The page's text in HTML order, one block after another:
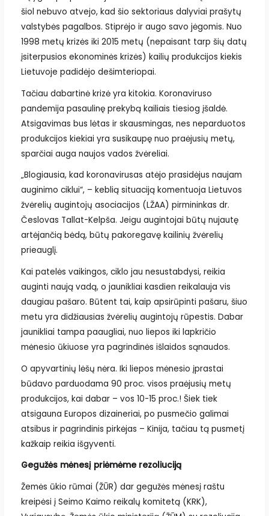
šiol nebuvo atvejo, kad šio sektoriaus dalyviai prašytų
valstybės pagalbos. Stiprėjo ir augo savo jėgomis. Nuo
1998 metų krizės iki 2015 metų (nepaisant tarp šių datų
įsiterpusios ekonominės krizės) kailių produkcijos kiekis
Lietuvoje padidėjo dešimteriopai.
Tačiau dabartinė krizė yra kitokia. Koronaviruso
pandemija pasaulinę prekybą kailiais tiesiog įšaldė.
Atsigavimas bus lėtas ir skausmingas, nes neparduotos
produkcijos kiekiai yra susikaupę nuo praėjusių metų,
sparčiai auga naujos vados žvėreliai.
„Blogiausia, kad koronavirusas atėjo prasidėjus naujam
auginimo ciklui“, – keblią situaciją komentuoja Lietuvos
žvėrelių augintojų asociacijos (LŽAA) pirmininkas dr.
Česlovas Tallat-Kelpša. Jeigu augintojai būtų nujautę
artėjančią bėdą, būtų pakoregavę kailinių žvėrelių
prieauglį.
Kai patelės vaikingos, ciklo jau nesustabdysi, reikia
auginti naują vadą, o jaunikliai kasdien reikalauja vis
daugiau pašaro. Būtent tai, kaip apsirūpinti pašaru, šiuo
metu yra didžiausias žvėrelių augintojų rūpestis. Dabar
jaunikliai tampa paaugliai, nuo liepos iki lapkričio
mėnesio ūkiuose yra pagrindinės išlaidos sąnaudos.
O apyvartinių lėšų nėra. Iki liepos mėnesio įprastai
būdavo parduodama 90 proc. visos praėjusių metų
produkcijos, kai dabar – vos 10-15 proc.! Šiek tiek
atsigauna Europos dizaineriai, po pusmečio galimai
atsibus ir pagrindinis pirkėjas – Kinija, tačiau tą pusmetį
kažkaip reikia išgyventi.
Gegužės mėnesį priėmėme rezoliuciją
Žemės ūkio rūmai (ŽŪR) dar gegužės mėnesį raštu
kreipėsi į Seimo Kaimo reikalų komitetą (KRK),